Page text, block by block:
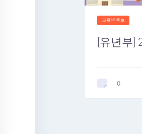
교육부주보
[유년부]
0